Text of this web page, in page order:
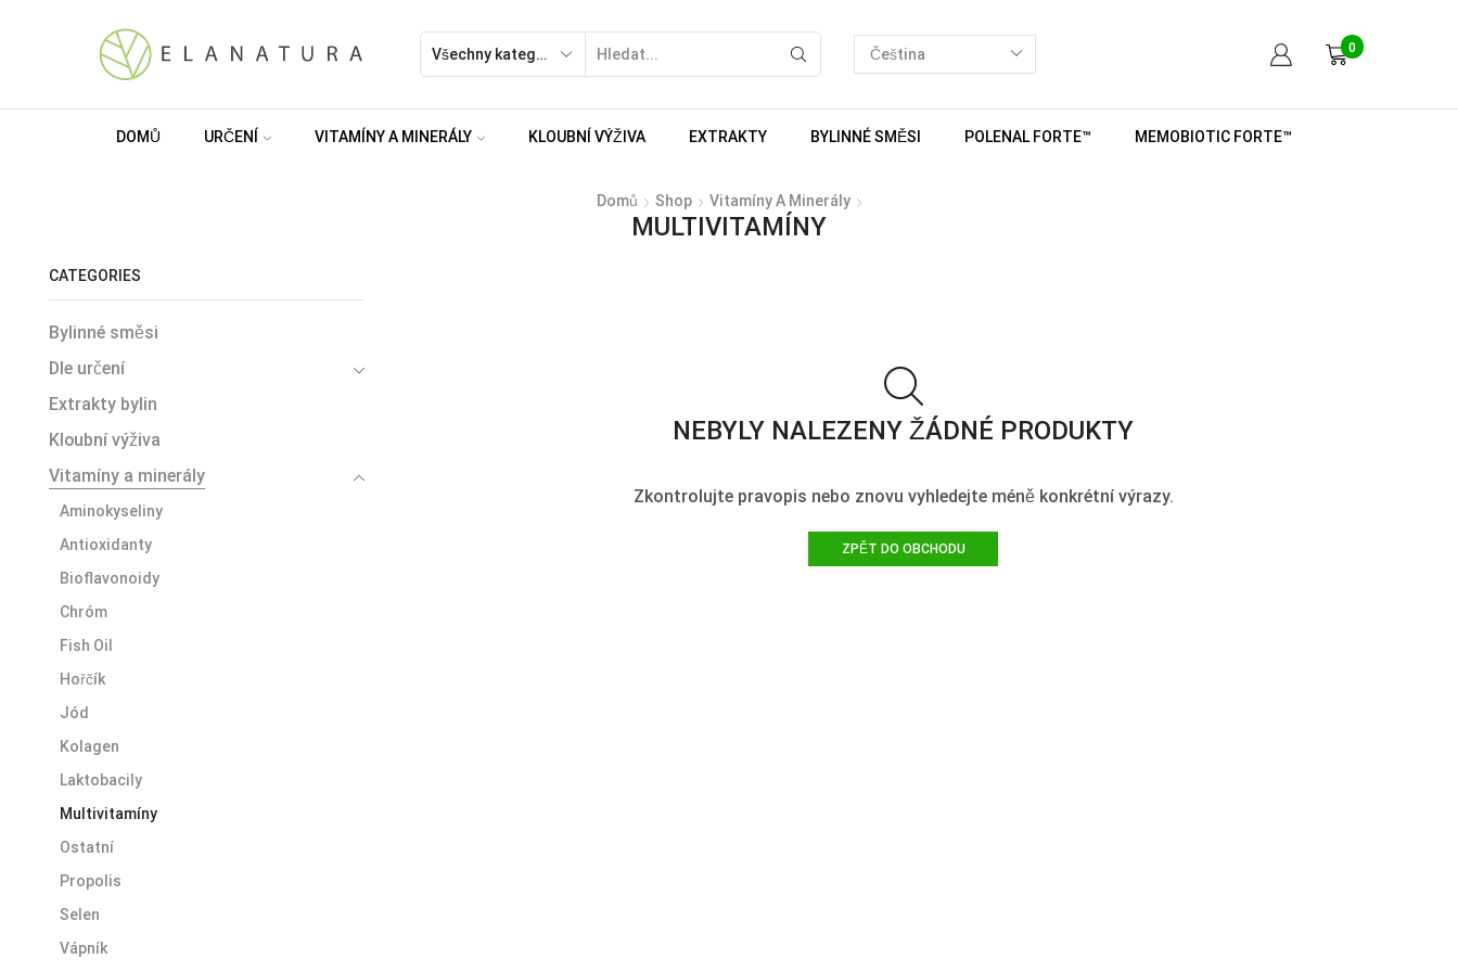
0
DOMŮ URČENÍ VITAMÍNY A MINERÁLY KLOUBNÍ VÝŽIVA EXTRAKTY BYLINNÉ SMĚSI POLENAL FORTE™ MEMOBIOTIC FORTE™
Domů Shop Vitamíny A Minerály
MULTIVITAMÍNY
NEBYLY NALEZENY ŽÁDNÉ PRODUKTY
Zkontrolujte pravopis nebo znovu vyhledejte méně konkrétní výrazy.
ZPĚT DO OBCHODU
CATEGORIES
Bylinné směsi
Dle určení
Extrakty bylin
Kloubní výživa
Vitamíny a minerály
Aminokyseliny
Antioxidanty
Bioflavonoidy
Chróm
Fish Oil
Hořčík
Jód
Kolagen
Laktobacily
Multivitamíny
Ostatní
Propolis
Selen
Vápník